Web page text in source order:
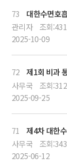
73
대한수면호
관리자
조회:
2025-10-09
72
사무국
조회:
2025-09-25
71
사무국
조회:
2025-06-12